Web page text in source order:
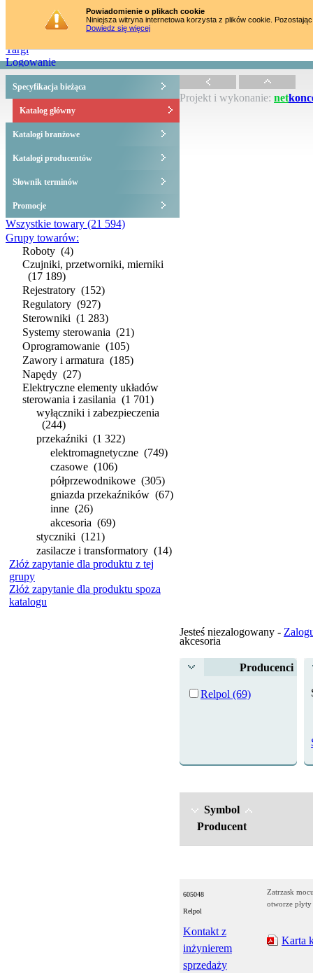
Strona główna
Katalog towarów
Targi
Logowanie
Specyfikacja bieżąca
Katalog główny
Katalogi branżowe
Katalogi producentów
Słownik terminów
Promocje
Wszystkie towary (21 594)
Grupy towarów:
Roboty (4)
Czujniki, przetworniki, mierniki
(17 189)
Rejestratory (152)
Regulatory (927)
Sterowniki (1 283)
Systemy sterowania (21)
Oprogramowanie (105)
Zawory i armatura (185)
Napędy (27)
Elektryczne elementy układów
sterowania i zasilania (1 701)
wyłączniki i zabezpieczenia
(244)
przekaźniki (1 322)
elektromagnetyczne (749)
czasowe (106)
półprzewodnikowe (305)
gniazda przekaźników (67)
inne (26)
akcesoria (69)
styczniki (121)
zasilacze i transformatory (14)
Złóż zapytanie dla produktu z tej
grupy
Złóż zapytanie dla produktu spoza
katalogu
Jesteś niezalogowany -
akcesoria
Producenci
Relpol (69)
Symbol
Producent
605048
Relpol
Kontakt z
inżynierem
sprzedaży
Zatrzask
otworze
Karta
Projekt i wykonanie: net
Powiadomienie o plikach cookie
Niniejsza witryna internetowa korzysta z plików cookie.
Dowiedz się więcej